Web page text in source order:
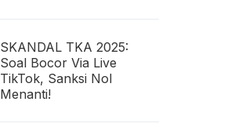
SKANDAL TKA 2025:
Soal Bocor Via Live
TikTok, Sanksi Nol
Menanti!